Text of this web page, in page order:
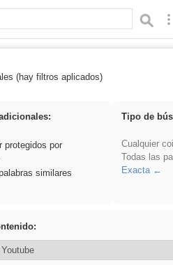
de: venganza
(hay filtros aplicados)
protegidos por
similares
Tipo de
Cualquier
Todas las
Exacta